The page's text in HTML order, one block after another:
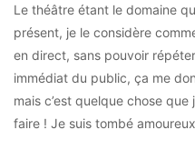
Le théâtre étant le domaine
présent, je le considère
en direct, sans pouvoir
immédiat du public, ça me
mais c’est quelque chose
faire ! Je suis tombé